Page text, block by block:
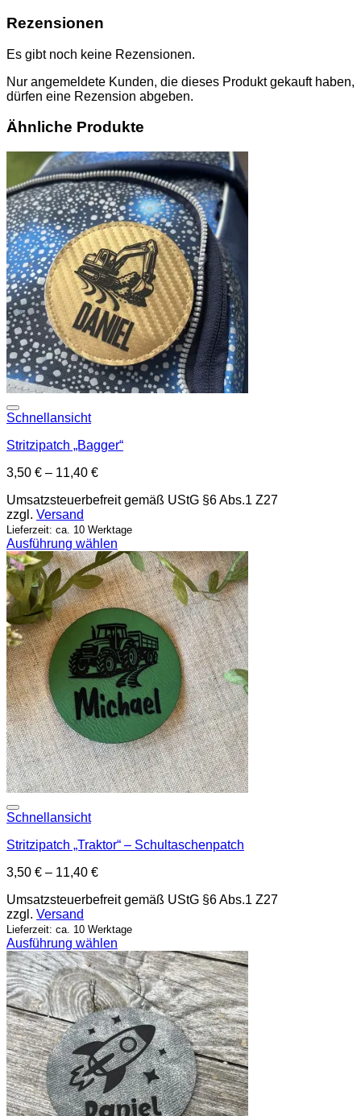
Rezensionen
Es gibt noch keine Rezensionen.
Nur angemeldete Kunden, die dieses Produkt gekauft haben,
dürfen eine Rezension abgeben.
Ähnliche Produkte
Schnellansicht
Stritzipatch „Bagger“
3,50 € – 11,40 €
Umsatzsteuerbefreit gemäß UStG §6 Abs.1 Z27
zzgl. Versand
Lieferzeit: ca. 10 Werktage
Ausführung wählen
Dieses
Produkt
weist
mehrere
Varianten
auf.
Die
Optionen
können
auf
der
Produktseite
gewählt
werden
Schnellansicht
Stritzipatch „Traktor“ – Schultaschenpatch
3,50 € – 11,40 €
Umsatzsteuerbefreit gemäß UStG §6 Abs.1 Z27
zzgl. Versand
Lieferzeit: ca. 10 Werktage
Ausführung wählen
Dieses
Produkt
weist
mehrere
Varianten
auf.
Die
Optionen
können
auf
der